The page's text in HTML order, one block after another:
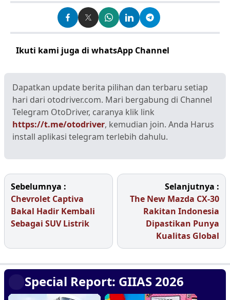
Ikuti kami juga di whatsApp Channel
Dapatkan update berita pilihan dan terbaru setiap
hari dari otodriver.com. Mari bergabung di Channel
Telegram OtoDriver, caranya klik link
https://t.me/otodriver, kemudian join. Anda Harus
install aplikasi telegram terlebih dahulu.
Sebelumnya :
Chevrolet Captiva
Bakal Hadir Kembali
Sebagai SUV Listrik
Selanjutnya :
The New Mazda CX-30
Rakitan Indonesia
Dipastikan Punya
Kualitas Global
Special Report: GIIAS 2026